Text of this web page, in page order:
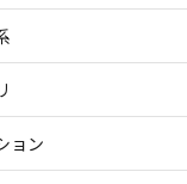
ョン